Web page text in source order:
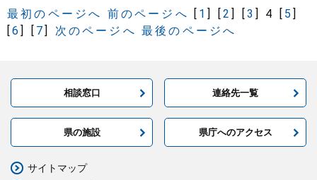
最初のページへ 前のページへ [ 1] [2] [3] 4 [ 5]
[6] [ 7] 次のページへ 最後のページへ
相談窓口 連絡先一覧
県の施設 県庁へのアクセス
サイトマップ